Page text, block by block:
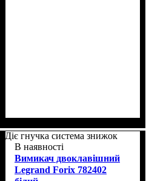
Діє гнучка система знижок
В наявності
Вимикач двоклавішний
Legrand Forix 782402